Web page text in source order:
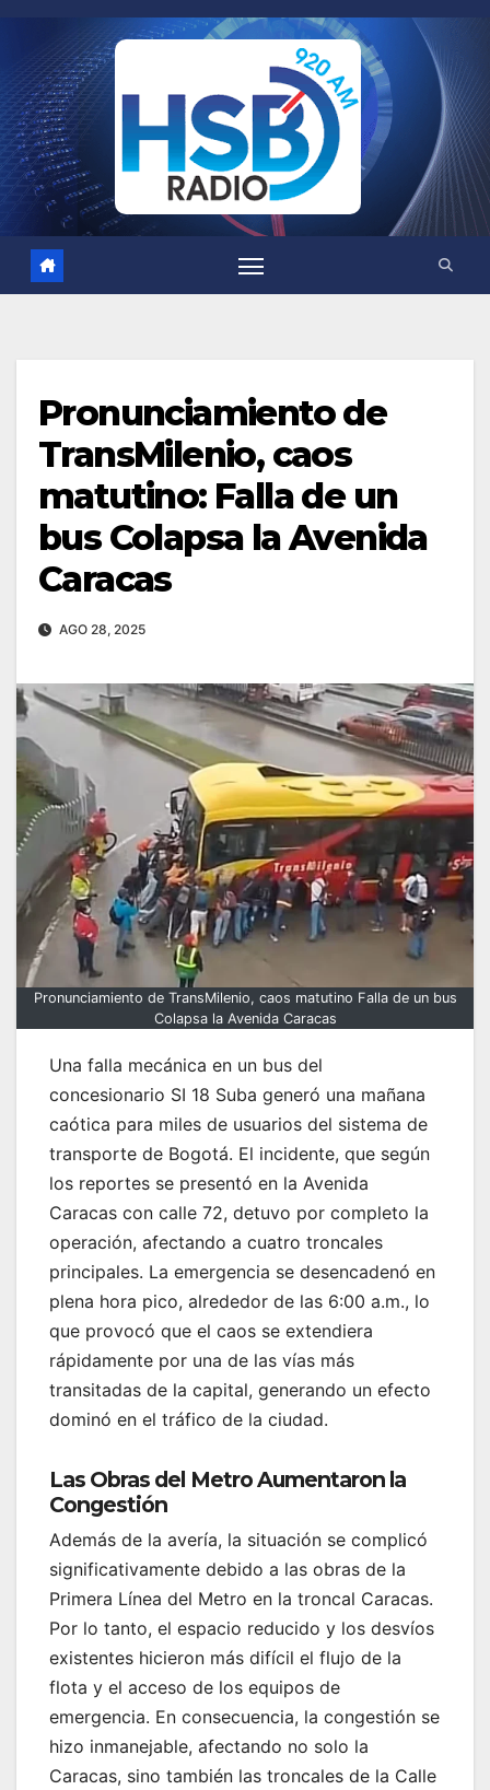
contenido
Pronunciamiento de
TransMilenio, caos
matutino: Falla de un
bus Colapsa la Avenida
Caracas
AGO 28, 2025
Pronunciamiento de TransMilenio, caos matutino Falla de un bus
Colapsa la Avenida Caracas
Una falla mecánica en un bus del
concesionario SI 18 Suba generó una mañana
caótica para miles de usuarios del sistema de
transporte de Bogotá. El incidente, que según
los reportes se presentó en la Avenida
Caracas con calle 72, detuvo por completo la
operación, afectando a cuatro troncales
principales. La emergencia se desencadenó en
plena hora pico, alrededor de las 6:00 a.m., lo
que provocó que el caos se extendiera
rápidamente por una de las vías más
transitadas de la capital, generando un efecto
dominó en el tráfico de la ciudad.
Las Obras del Metro Aumentaron la
Congestión
Además de la avería, la situación se complicó
significativamente debido a las obras de la
Primera Línea del Metro en la troncal Caracas.
Por lo tanto, el espacio reducido y los desvíos
existentes hicieron más difícil el flujo de la
flota y el acceso de los equipos de
emergencia. En consecuencia, la congestión se
hizo inmanejable, afectando no solo la
Caracas, sino también las troncales de la Calle